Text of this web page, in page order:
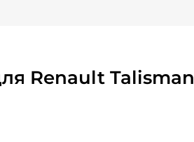
Renault Talisman